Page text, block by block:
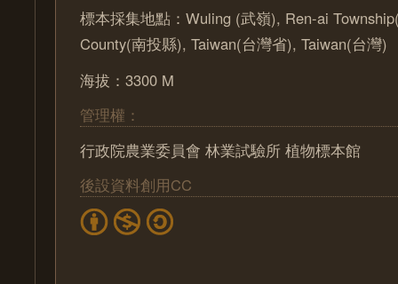
標本採集地點：Wuling (武嶺), Ren-ai
County(南投縣), Taiwan(台灣省), Taiwan(台灣)
海拔：3300 M
管理權：
行政院農業委員會 林業試驗所 植物標本館
後設資料創用CC